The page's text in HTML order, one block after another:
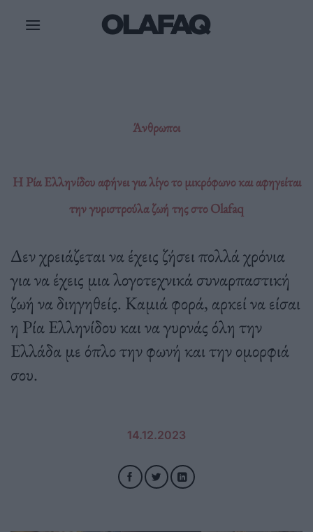
Άνθρωποι
Η Ρία Ελληνίδου αφήνει για λίγο το μικρόφωνο και αφηγείται
την γυριστρούλα ζωή της στο Olafaq
Δεν χρειάζεται να έχεις ζήσει πολλά χρόνια
για να έχεις μια λογοτεχνικά συναρπαστική
ζωή να διηγηθείς. Καμιά φορά, αρκεί να είσαι
η Ρία Ελληνίδου και να γυρνάς όλη την
Ελλάδα με όπλο την φωνή και την ομορφιά
σου.
14.12.2023